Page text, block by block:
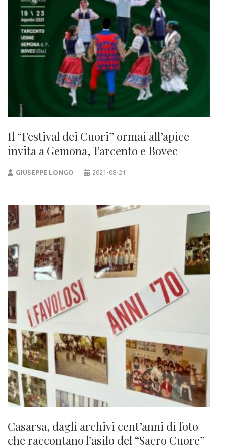
Il “Festival dei Cuori” ormai all’apice
invita a Gemona, Tarcento e Bovec
GIUSEPPE LONGO 2021-08-21
Casarsa, dagli archivi cent’anni di foto
che raccontano l’asilo del “Sacro Cuore”